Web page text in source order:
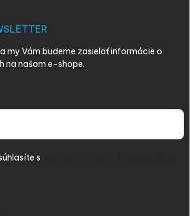
my Vám budeme zasielať informácie o
na našom e-shope.
s